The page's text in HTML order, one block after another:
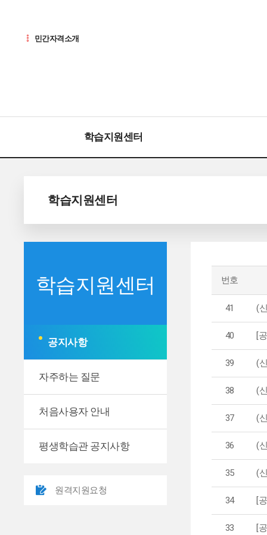
민간자격소개
학습지원센터
학습지원센터
학습지원센터
공지사항
자주하는 질문
처음사용자 안내
평생학습관 공지사항
원격지원요청
번호
41 (
40 [
39 (
38 (
37 (
36 (
35 (
34 [
33 [